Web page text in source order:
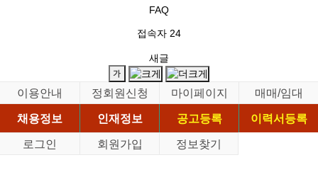
FAQ
접속자 24
새글
이용안내 정회원신청 마이페이지
매매/임대
채용정보
인재정보 공고등록
이력서등록
로그인
회원가입 정보찾기